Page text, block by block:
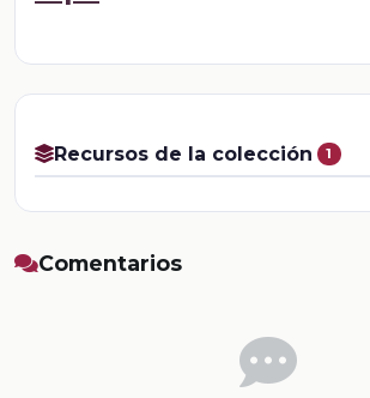
Recursos de la colección 1
Comentarios